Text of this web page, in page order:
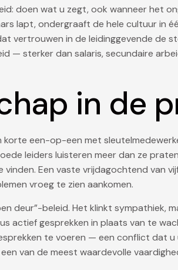
doen wat u zegt, ook wanneer het
lapt, ondergraaft de hele cultuur in
vertrouwen in de leidinggevende de
— sterker dan salaris, secundaire
in de
korte een-op-een met
leiders luisteren meer dan ze
Een vaste vrijdagochtend van
vroeg te zien aankomen.
deur”-beleid. Het klinkt sympathiek,
actief gesprekken in plaats van te
te voeren — een conflict dat
van de meest waardevolle